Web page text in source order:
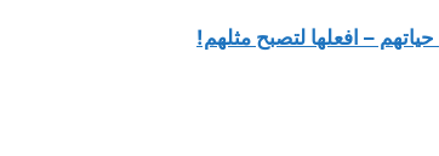
– افعلها لتصبح مثلهم!